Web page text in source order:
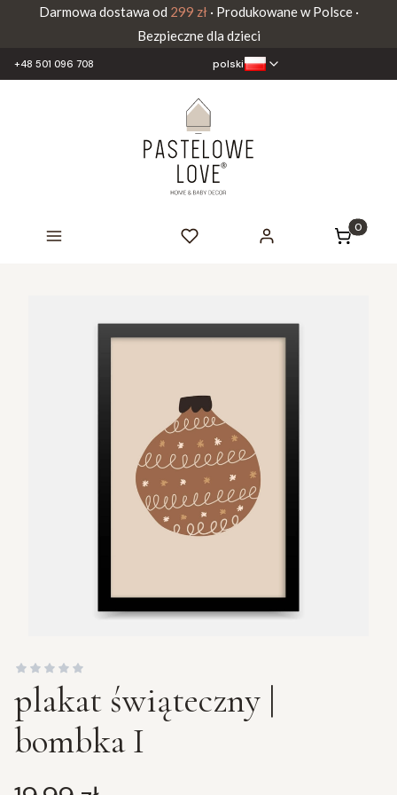
Darmowa dostawa od 299 zł· Produkowane w Polsce ·
Bezpieczne dla dzieci
+48 501 096 708 polski
Produkty
plakat świąteczny |
bombka I